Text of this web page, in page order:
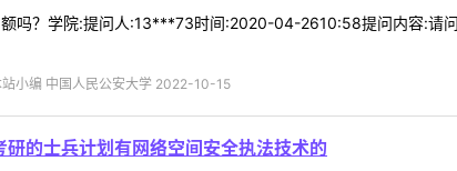
吗？学院:提问人:13***73时间:2020-04-2610:58提问内容:请
站小编 中国人民公安大学 2022-10-15
的士兵计划有网络空间安全执法技术的